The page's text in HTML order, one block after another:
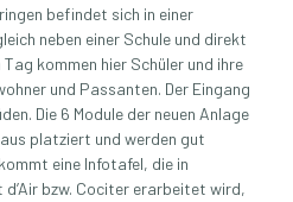
befindet sich in einer
neben einer Schule und direkt
kommen hier Schüler und ihre
und Passanten. Der Eingang
Die 6 Module der neuen Anlage
platziert und werden gut
eine Infotafel, die in
bzw. Cociter erarbeitet wird,